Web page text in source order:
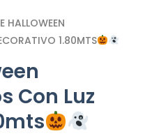
HALLOWEEN
1.80MTS
Con Luz